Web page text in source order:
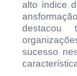
alto índice
destacou
sucesso